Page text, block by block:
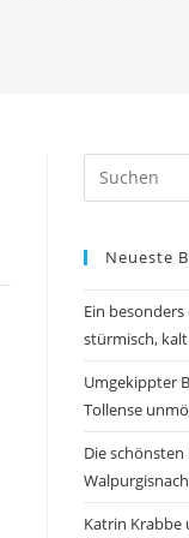
Neueste
Ein
stürmisch,
Umgekippter
Tollense
Die
Katrin Krabbe